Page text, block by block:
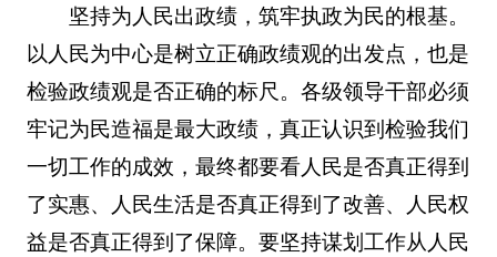
坚持为人民出政绩，筑牢执政为民的根基。
以人民为中心是树立正确政绩观的出发点，也是
检验政绩观是否正确的标尺。各级领导干部必须
牢记为民造福是最大政绩，真正认识到检验我们
一切工作的成效，最终都要看人民是否真正得到
了实惠、人民生活是否真正得到了改善、人民权
益是否真正得到了保障。要坚持谋划工作从人民